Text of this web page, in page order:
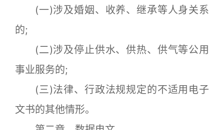
(一)涉及婚姻、收养、继承等人身关系
的;
(二)涉及停止供水、供热、供气等公用
事业服务的;
(三)法律、行政法规规定的不适用电子
文书的其他情形。